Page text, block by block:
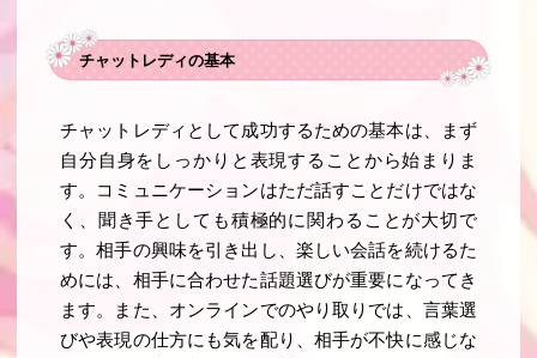
チャットレディの基本
チャットレディとして成功するための基本は、まず
自分自身をしっかりと表現することから始まりま
す。コミュニケーションはただ話すことだけではな
く、聞き手としても積極的に関わることが大切で
す。相手の興味を引き出し、楽しい会話を続けるた
めには、相手に合わせた話題選びが重要になってき
ます。また、オンラインでのやり取りでは、言葉選
びや表現の仕方にも気を配り、相手が不快に感じな